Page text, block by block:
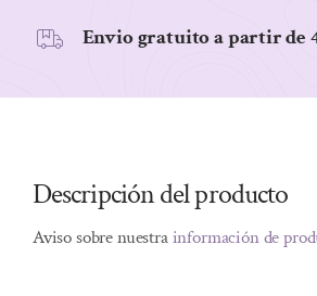
Envio gratuito a partir de
Descripción del producto
Aviso sobre nuestrainformación de